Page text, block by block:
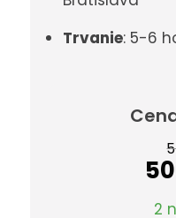
Trvanie: 5-6
2